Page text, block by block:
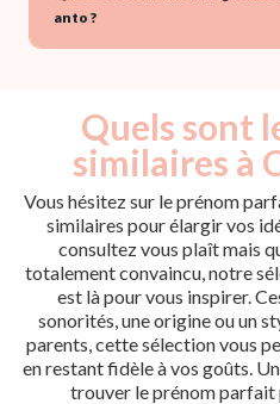
anto ?
Quels sont
similaires à
Vous hésitez sur le prénom
similaires pour élargir vos
consultez vous plaît mais
totalement convaincu, notre
est là pour vous inspirer.
sonorités, une origine ou un
parents, cette sélection vous
en restant fidèle à vos goûts.
trouver le prénom